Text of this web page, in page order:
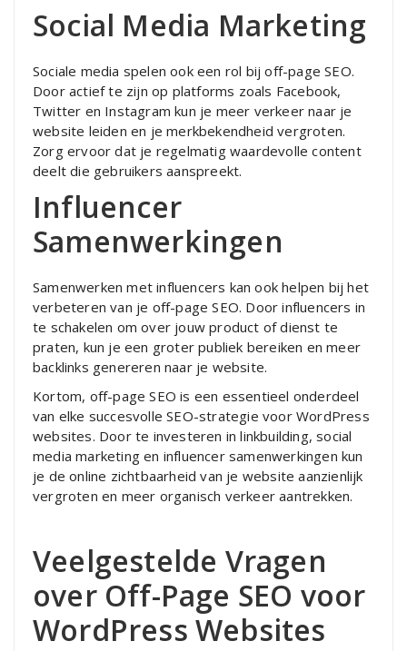
Social Media Marketing
Sociale media spelen ook een rol bij off-page SEO.
Door actief te zijn op platforms zoals Facebook,
Twitter en Instagram kun je meer verkeer naar je
website leiden en je merkbekendheid vergroten.
Zorg ervoor dat je regelmatig waardevolle content
deelt die gebruikers aanspreekt.
Influencer
Samenwerkingen
Samenwerken met influencers kan ook helpen bij het
verbeteren van je off-page SEO. Door influencers in
te schakelen om over jouw product of dienst te
praten, kun je een groter publiek bereiken en meer
backlinks genereren naar je website.
Kortom, off-page SEO is een essentieel onderdeel
van elke succesvolle SEO-strategie voor WordPress
websites. Door te investeren in linkbuilding, social
media marketing en influencer samenwerkingen kun
je de online zichtbaarheid van je website aanzienlijk
vergroten en meer organisch verkeer aantrekken.
Veelgestelde Vragen
over Off-Page SEO voor
WordPress Websites